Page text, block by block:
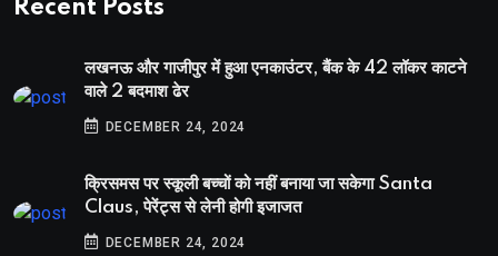
Recent Posts
लखनऊ और गाजीपुर में हुआ एनकाउंटर, बैंक के 42 लॉकर काटने
वाले 2 बदमाश ढेर
DECEMBER 24, 2024
क्रिसमस पर स्कूली बच्चों को नहीं बनाया जा सकेगा Santa
Claus, पेरेंट्स से लेनी होगी इजाजत
DECEMBER 24, 2024